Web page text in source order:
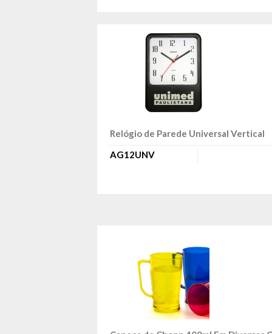
Relógio de Parede Universal Vertical
AG12UNV